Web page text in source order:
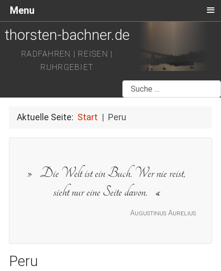
thorsten-bachner.de
RADFAHREN | REISEN |
RUHRGEBIET
Suchen
Aktuelle Seite: Start Peru
Augustinus Aurelius
Die Welt ist ein Buch. Wer nie reist,
sieht nur eine Seite davon.
Peru
Menu ≡